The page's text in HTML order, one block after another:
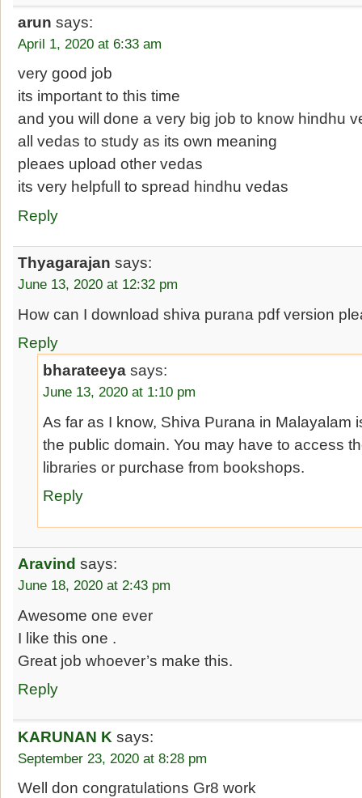
arun says:
April 1, 2020 at 6:33 am
very good job
its important to this time
and you will done a very big job to know hindhu
all vedas to study as its own meaning
pleaes upload other vedas
its very helpfull to spread hindhu vedas
Reply
Thyagarajan says:
June 13, 2020 at 12:32 pm
How can I download shiva purana pdf version
Reply
bharateeya says:
June 13, 2020 at 1:10 pm
As far as I know, Shiva Purana in Malayalam
the public domain. You may have to access
libraries or purchase from bookshops.
Reply
Aravind says:
June 18, 2020 at 2:43 pm
Awesome one ever
I like this one .
Great job whoever’s make this.
Reply
KARUNAN K says:
September 23, 2020 at 8:28 pm
Well don congratulations Gr8 work